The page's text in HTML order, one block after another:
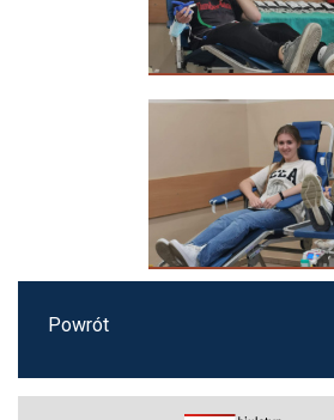
Powrót